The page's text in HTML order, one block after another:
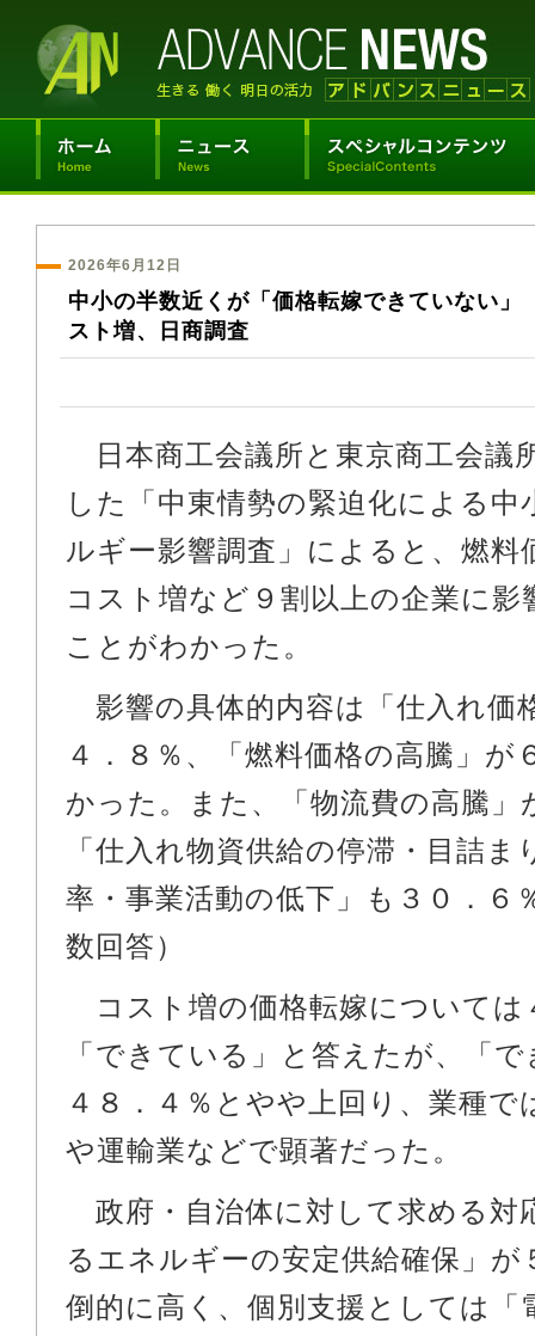
2026年6月12日
中小の半数近くが「価格転嫁できていない
スト増、日商調査
日本商工会議所と東京商工会議
した「中東情勢の緊迫化による中
ルギー影響調査」によると、燃料
コスト増など９割以上の企業に影
ことがわかった。
影響の具体的内容は「仕入れ価
４．８％、「燃料価格の高騰」が
かった。また、「物流費の高騰」
「仕入れ物資供給の停滞・目詰ま
率・事業活動の低下」も３０．６
数回答）
コスト増の価格転嫁については
「できている」と答えたが、「
４８．４％とやや上回り、業種で
や運輸業などで顕著だった。
政府・自治体に対して求める対
るエネルギーの安定供給確保」が
倒的に高く、個別支援としては「